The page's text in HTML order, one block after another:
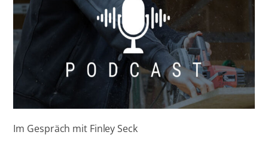
Im Gespräch mit Finley Seck